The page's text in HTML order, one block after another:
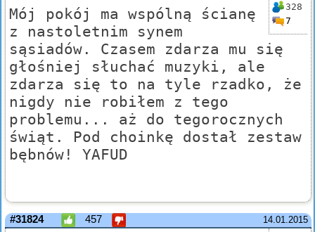
328
7
Mój pokój ma wspólną ścianę
z nastoletnim synem
sąsiadów. Czasem zdarza mu się
głośniej słuchać muzyki, ale
zdarza się to na tyle rzadko, że
nigdy nie robiłem z tego
problemu... aż do tegorocznych
świąt. Pod choinkę dostał zestaw
bębnów! YAFUD
14.01.2015
#31824 457